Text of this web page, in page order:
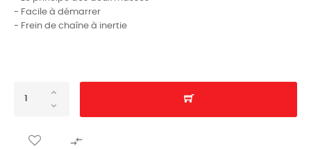
- Facile à démarrer
- Frein de chaîne à inertie
